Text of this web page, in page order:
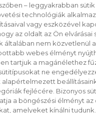
– leggyakrabban sütik
technológiák
vagy eszközével
az oldalt az Ön elvárásai
általában nem közvetlenül
webes élményt
tartjuk a magánélethez
ne
fejlécére. Bizonyos
a böngészési élményt az
amelyeket kínálni tudunk.